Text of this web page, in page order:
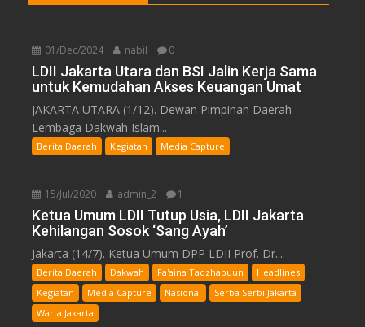
01/Dec/2024 nabil 0
LDII Jakarta Utara dan BSI Jalin Kerja Sama
untuk Kemudahan Akses Keuangan Umat
JAKARTA UTARA (1/12). Dewan Pimpinan Daerah
Lembaga Dakwah Islam...
Berita Daerah Kegiatan Media Capture
15/Jul/2020 admin_2 1
Ketua Umum LDII Tutup Usia, LDII Jakarta
Kehilangan Sosok ‘Sang Ayah’
Jakarta (14/7). Ketua Umum DPP LDII Prof. Dr....
Berita Daerah Dakwah Fa'aina Tadzhabuun
Headlines
Kegiatan
Media Capture Nasional
Serba Serbi Jakarta
Warta Jakarta